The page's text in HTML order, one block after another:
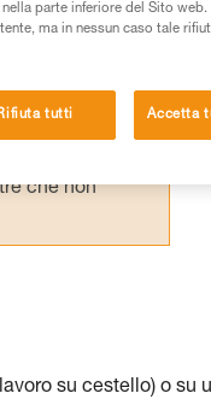
prima di
capire queste
specifico.
sicurezza,
che non
su cestello) o su
parte inferiore del Sito
ma in nessun caso tale
tutti Accetta